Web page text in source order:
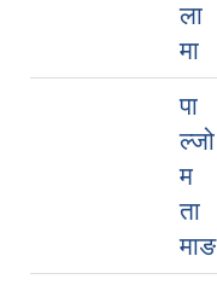
ला
मा
पा
ल्जो
म
ता
माङ